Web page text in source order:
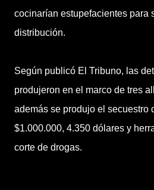
cocinarían estupefacientes para
distribución.
Según publicó El Tribuno, las
produjeron en el marco de tres
además se produjo el secuestro
$1.000.000, 4.350 dólares y
corte de drogas.